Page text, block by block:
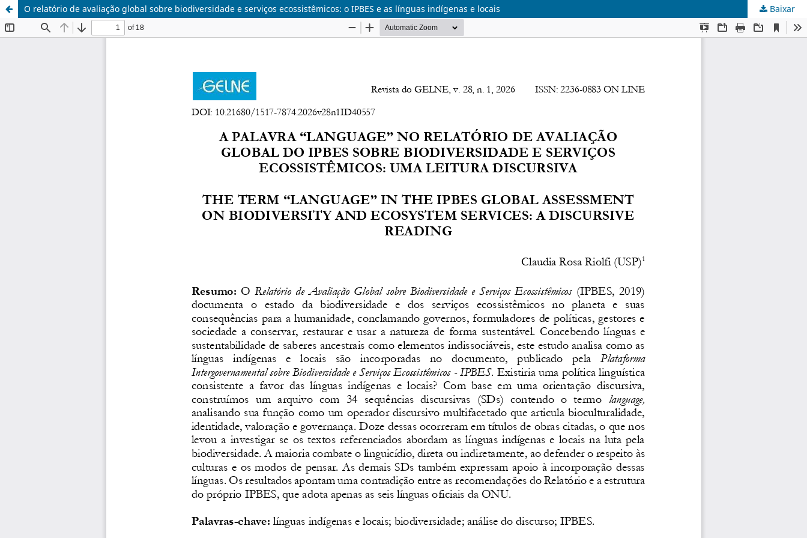
O relatório de avaliação global sobre biodiversidade e serviços ecossistêmicos: o IPBES e as línguas indígenas e locais Baixar